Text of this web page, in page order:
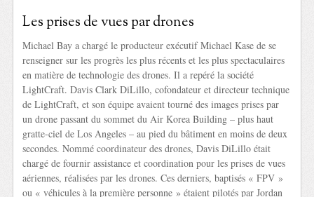
Les prises de vues par drones
Michael Bay a chargé le producteur exécutif Michael Kase de se
renseigner sur les progrès les plus récents et les plus spectaculaires
en matière de technologie des drones. Il a repéré la société
LightCraft. Davis Clark DiLillo, cofondateur et directeur technique
de LightCraft, et son équipe avaient tourné des images prises par
un drone passant du sommet du Air Korea Building – plus haut
gratte-ciel de Los Angeles – au pied du bâtiment en moins de deux
secondes. Nommé coordinateur des drones, Davis DiLillo était
chargé de fournir assistance et coordination pour les prises de vues
aériennes, réalisées par les drones. Ces derniers, baptisés « FPV »
ou « véhicules à la première personne » étaient pilotés par Jordan